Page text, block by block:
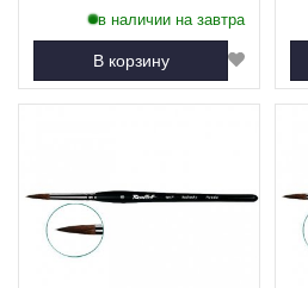
в наличии на завтра
В корзину